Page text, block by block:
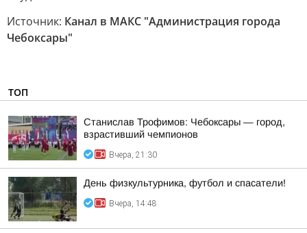
Источник: Канал в МАКС "Администрация города
Чебоксары"
ТОП
Станислав Трофимов: Чебоксары — город,
взрастивший чемпионов
Вчера, 21:30
День физкультурника, футбол и спасатели!
Вчера, 14:48